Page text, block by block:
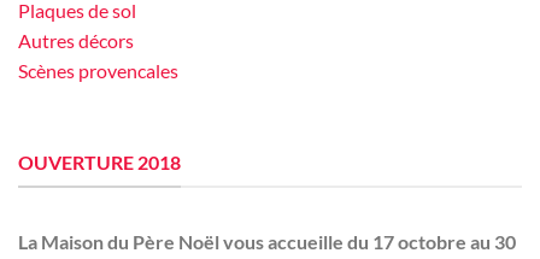
Plaques de sol
Autres décors
Scènes provencales
OUVERTURE 2018
La Maison du Père Noël vous accueille du 17 octobre au 30